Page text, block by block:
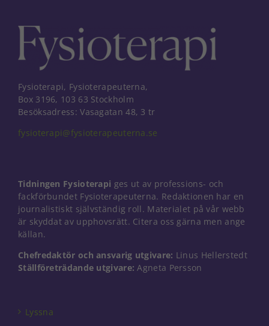
Fysioterapi, Fysioterapeuterna,
Box 3196, 103 63 Stockholm
Besöksadress: Vasagatan 48, 3 tr
fysioterapi@fysioterapeuterna.se
Tidningen Fysioterapi ges ut av professions- och
fackförbundet Fysioterapeuterna. Redaktionen har en
journalistiskt självständig roll. Materialet på vår webb
är skyddat av upphovsrätt. Citera oss gärna men ange
källan.
Chefredaktör och ansvarig utgivare: Linus Hellerstedt
Ställföreträdande utgivare: Agneta Persson
Lyssna
Nödvändiga